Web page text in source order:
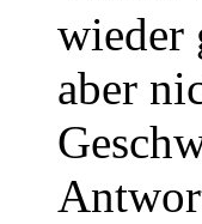
wieder
aber